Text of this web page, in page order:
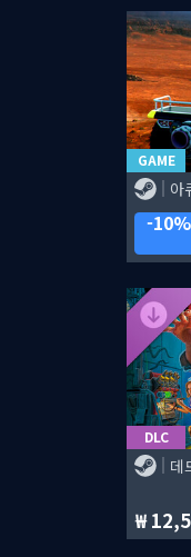
GAME
아
10%
DLC
데